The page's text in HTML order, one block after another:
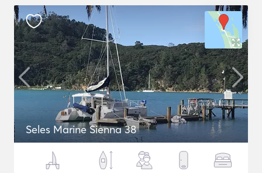
Seles Marine Sienna 38